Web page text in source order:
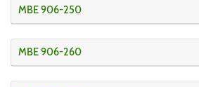
MBE 906-250
MBE 906-260